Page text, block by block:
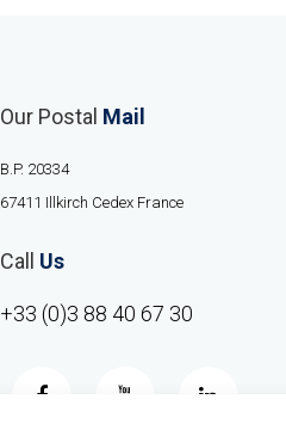
Our Postal Mail
B.P. 20334
67411 Illkirch Cedex France
Call Us
+33 (0)3 88 40 67 30